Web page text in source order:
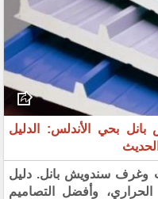
بحي الأندلس: الدليل
وغرف سندويش بانل. دليل
وأفضل التصاميم